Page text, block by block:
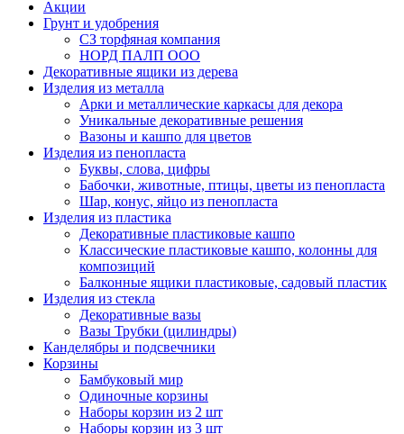
Акции
Грунт и удобрения
СЗ торфяная компания
НОРД ПАЛП ООО
Декоративные ящики из дерева
Изделия из металла
Арки и металлические каркасы для декора
Уникальные декоративные решения
Вазоны и кашпо для цветов
Изделия из пенопласта
Буквы, слова, цифры
Бабочки, животные, птицы, цветы из пенопласта
Шар, конус, яйцо из пенопласта
Изделия из пластика
Декоративные пластиковые кашпо
Классические пластиковые кашпо, колонны для
композиций
Балконные ящики пластиковые, садовый пластик
Изделия из стекла
Декоративные вазы
Вазы Трубки (цилиндры)
Канделябры и подсвечники
Корзины
Бамбуковый мир
Одиночные корзины
Наборы корзин из 2 шт
Наборы корзин из 3 шт